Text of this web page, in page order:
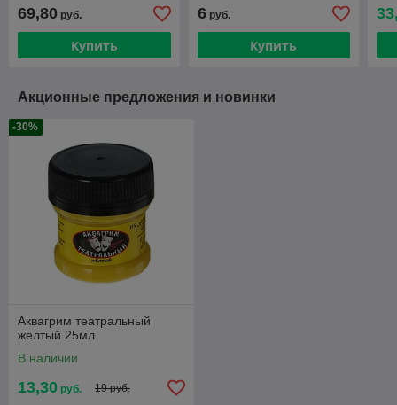
69,80 руб.
Купить
6руб.
Купить
Акционные предложения и новинки
-30%
Аквагрим театральный
желтый 25мл
В наличии
13,30 руб. 19 руб.